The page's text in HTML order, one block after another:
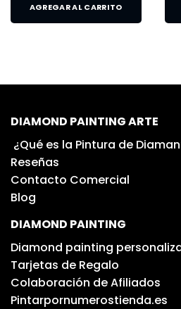
AGREGAR AL CARRITO
DIAMOND PAINTING ARTE
¿Qué es la Pintura de
Reseñas
Contacto Comercial
Blog
DIAMOND PAINTING
Diamond painting
Tarjetas de Regalo
Colaboración de Afiliados
Pintarpornumerostienda.es